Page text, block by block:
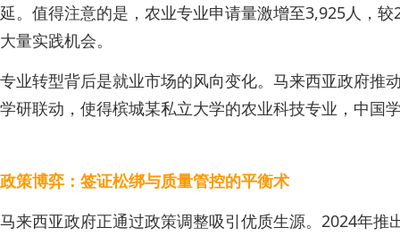
延。值得注意的是，农业专业申请量激增至3,925人，
大量实践机会。
专业转型背后是就业市场的风向变化。马来西亚政府推
学研联动，使得槟城某私立大学的农业科技专业，中国
政策博弈：签证松绑与质量管控的平衡术
马来西亚政府正通过政策调整吸引优质生源。2024年